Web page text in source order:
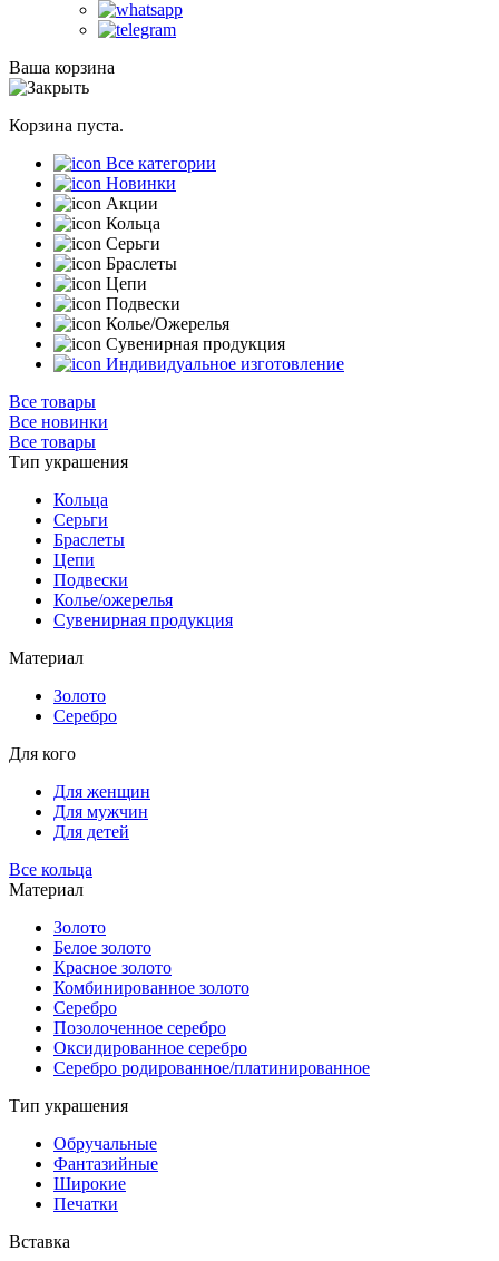
Ваша корзина
Корзина пуста.
Все категории
Новинки
Акции
Кольца
Серьги
Браслеты
Цепи
Подвески
Колье/Ожерелья
Сувенирная продукция
Индивидуальное изготовление
Все товары
Все новинки
Все товары
Тип украшения
Кольца
Серьги
Браслеты
Цепи
Подвески
Колье/ожерелья
Сувенирная продукция
Материал
Золото
Серебро
Для кого
Для женщин
Для мужчин
Для детей
Все кольца
Материал
Золото
Белое золото
Красное золото
Комбинированное золото
Серебро
Позолоченное серебро
Оксидированное серебро
Серебро родированное/платинированное
Тип украшения
Обручальные
Фантазийные
Широкие
Печатки
Вставка